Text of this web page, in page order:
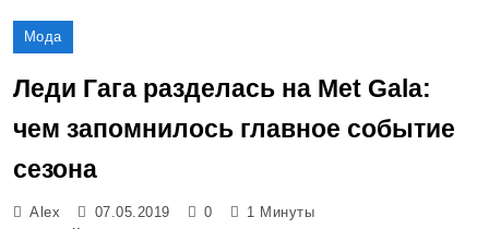
Мода
Леди Гага разделась на Met Gala:
чем запомнилось главное событие
сезона
Alex 07.05.2019 0 1 Минуты